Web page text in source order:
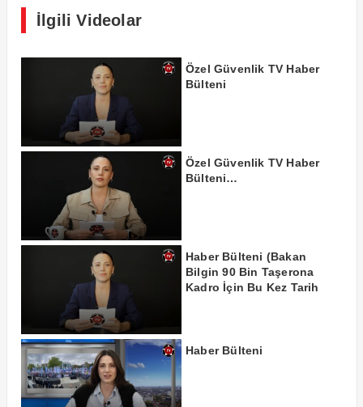
İlgili Videolar
Özel Güvenlik TV Haber
Bülteni
Özel Güvenlik TV Haber
Bülteni…
Haber Bülteni (Bakan
Bilgin 90 Bin Taşerona
Kadro İçin Bu Kez Tarih
Haber Bülteni